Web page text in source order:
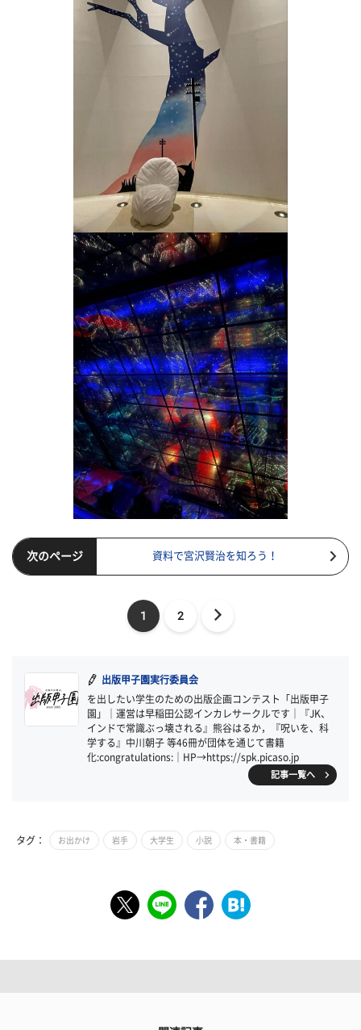
次のページ 資料で宮沢賢治を知ろう！
1 2
出版甲子園実行委員会
を出したい学生のための出版企画コンテスト「出版甲子
園」｜運営は早稲田公認インカレサークルです｜『JK、
インドで常識ぶっ壊される』熊谷はるか，『呪いを、科
学する』中川朝子 等46冊が団体を通じて書籍
化:congratulations:｜HP→https://spk.picaso.jp
記事一覧へ
タグ： お出かけ 岩手 大学生 小説 本・書籍